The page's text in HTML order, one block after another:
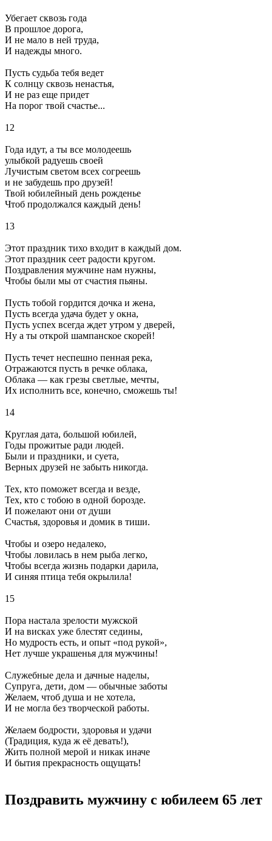
Убегает сквозь года
В прошлое дорога,
И не мало в ней труда,
И надежды много.
Пусть судьба тебя ведет
К солнцу сквозь ненастья,
И не раз еще придет
На порог твой счастье...
12
Года идут, а ты все молодеешь
улыбкой радуешь своей
Лучистым светом всех согреешь
и не забудешь про друзей!
Твой юбилейный день рожденье
Чтоб продолжался каждый день!
13
Этот праздник тихо входит в каждый дом.
Этот праздник сеет радости кругом.
Поздравления мужчине нам нужны,
Чтобы были мы от счастия пьяны.
Пусть тобой гордится дочка и жена,
Пусть всегда удача будет у окна,
Пусть успех всегда ждет утром у дверей,
Ну а ты открой шампанское скорей!
Пусть течет неспешно пенная река,
Отражаются пусть в речке облака,
Облака — как грезы светлые, мечты,
Их исполнить все, конечно, сможешь ты!
14
Круглая дата, большой юбилей,
Годы прожитые ради людей.
Были и праздники, и суета,
Верных друзей не забыть никогда.
Тех, кто поможет всегда и везде,
Тех, кто с тобою в одной борозде.
И пожелают они от души
Счастья, здоровья и домик в тиши.
Чтобы и озеро недалеко,
Чтобы ловилась в нем рыба легко,
Чтобы всегда жизнь подарки дарила,
И синяя птица тебя окрылила!
15
Пора настала зрелости мужской
И на висках уже блестят седины,
Но мудрость есть, и опыт «под рукой»,
Нет лучше украшенья для мужчины!
Служебные дела и дачные наделы,
Супруга, дети, дом — обычные заботы
Желаем, чтоб душа и не хотела,
И не могла без творческой работы.
Желаем бодрости, здоровья и удачи
(Традиция, куда ж её девать!),
Жить полной мерой и никак иначе
И бытия прекрасность ощущать!
Поздравить мужчину с юбилеем 65 лет